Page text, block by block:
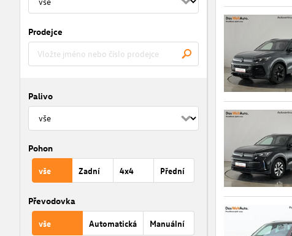
Prodejce
Palivo
Pohon
vše Zadní 4x4 Přední
Převodovka
vše Automatická Manuální